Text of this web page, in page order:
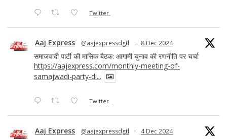
Twitter
Aaj Express @aajexpressdgtl · 8 Dec 2024
समाजवादी पार्टी की मासिक बैठक: आगामी चुनाव की रणनीति पर चर्चा
https://aajexpress.com/monthly-meeting-of-
samajwadi-party-di...
Twitter
Aaj Express @aajexpressdgtl · 4 Dec 2024